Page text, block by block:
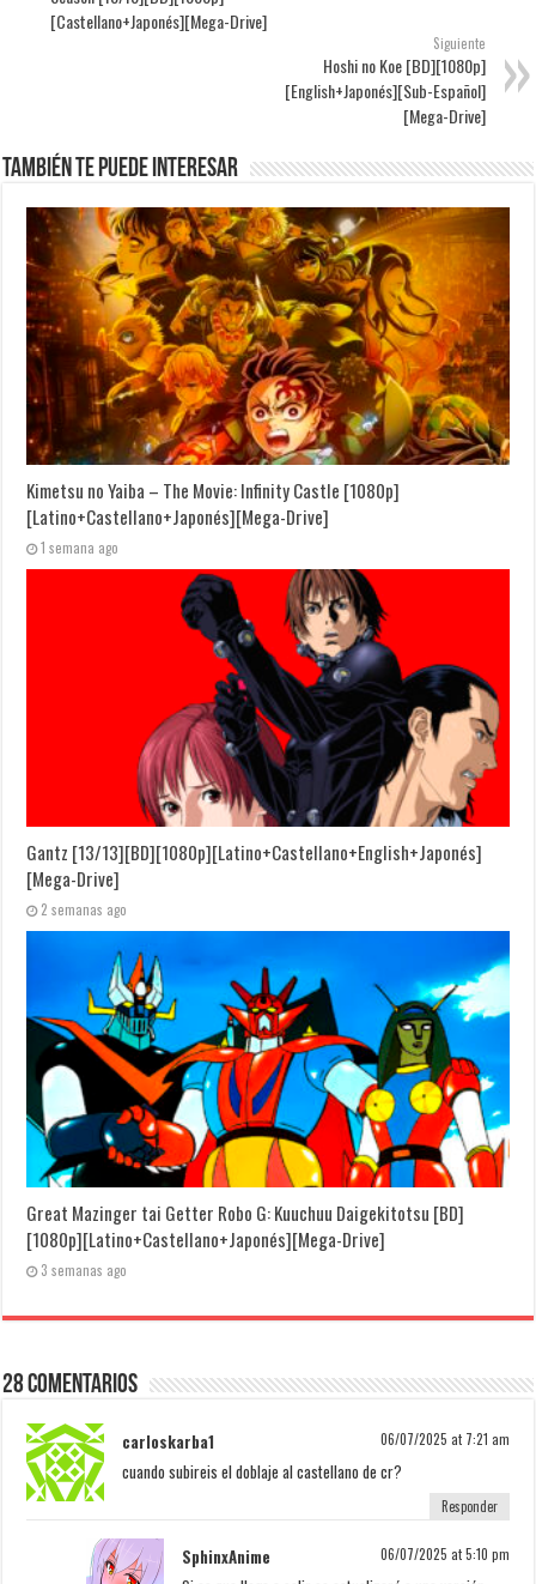
[Castellano+Japonés][Mega-Drive]
Siguiente
Hoshi no Koe [BD][1080p]
[English+Japonés][Sub-Español]
[Mega-Drive]
También te puede interesar
Kimetsu no Yaiba – The Movie: Infinity Castle [1080p]
[Latino+Castellano+Japonés][Mega-Drive]
1 semana ago
Gantz [13/13][BD][1080p][Latino+Castellano+English+Japonés]
[Mega-Drive]
2 semanas ago
Great Mazinger tai Getter Robo G: Kuuchuu Daigekitotsu [BD]
[1080p][Latino+Castellano+Japonés][Mega-Drive]
3 semanas ago
28 Comentarios
carloskarba1 06/07/2025 at 7:21 am
cuando subireis el doblaje al castellano de cr?
Responder
SphinxAnime 06/07/2025 at 5:10 pm